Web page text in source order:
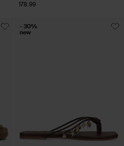
178.99
- 30%
new